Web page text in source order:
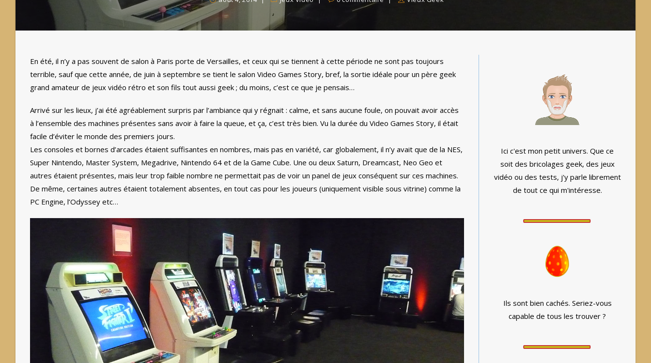
En été, il n’y a pas souvent de salon à Paris porte de Versailles, et ceux qui se tiennent à cette période ne sont pas toujours
terrible, sauf que cette année, de juin à septembre se tient le salon Video Games Story, bref, la sortie idéale pour un père geek
grand amateur de jeux vidéo rétro et son fils tout aussi geek ; du moins, c’est ce que je pensais…
Arrivé sur les lieux, j’ai été agréablement surpris par l’ambiance qui y régnait : calme, et sans aucune foule, on pouvait avoir accès
à l’ensemble des machines présentes sans avoir à faire la queue, et ça, c’est très bien. Vu la durée du Video Games Story, il était
facile d’éviter le monde des premiers jours.
Les consoles et bornes d’arcades étaient suffisantes en nombres, mais pas en variété, car globalement, il n’y avait que de la NES,
Super Nintendo, Master System, Megadrive, Nintendo 64 et de la Game Cube. Une ou deux Saturn, Dreamcast, Neo Geo et
autres étaient présentes, mais leur trop faible nombre ne permettait pas de voir un panel de jeux conséquent sur ces machines.
De même, certaines autres étaient totalement absentes, en tout cas pour les joueurs (uniquement visible sous vitrine) comme la
PC Engine, l’Odyssey etc…
Ici c'est mon petit univers. Que ce
soit des bricolages geek, des jeux
vidéo ou des tests, j'y parle librement
de tout ce qui m'intéresse.
Ils sont bien cachés. Seriez-vous
capable de tous les trouver ?